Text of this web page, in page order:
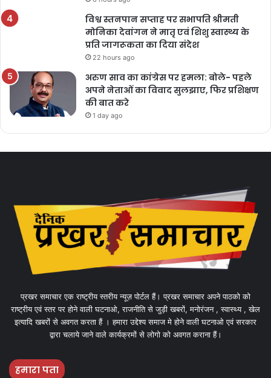
विश्व स्तनपान सप्ताह पर सभापति श्रीमती
मोनिका देवांगन ने मातृ एवं शिशु स्वास्थ्य के
प्रति जागरूकता का दिया संदेश
22 hours ago
अरुण साव का कांग्रेस पर हमला: बोले- पहले
अपने नेताओं का विवाद सुलझाए, फिर प्रशिक्षण
की बात करे
1 day ago
प्रखर समाचार एक राष्ट्रीय स्तरीय न्यूज़ पोर्टल हैं। प्रखर समाचार अपने पाठको को
राष्ट्रीय एवं स्तर पर होने वाली घटनाओ, राजनीति से जुड़ी खबरों, मनोरंजन , स्वास्थ्य , खेल
इत्यादि खबरों से अवगत करता हैं । हमारा उद्देश्य समाज मे होने वाली घटनाओ एवं सरकार
द्वारा चलाये जाने वाले कार्यक्रमों से लोगो को अवगत कराना हैं।
हमारा पता